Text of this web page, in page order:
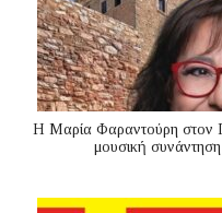
Η Μαρία Φαραντούρη στον
μουσική